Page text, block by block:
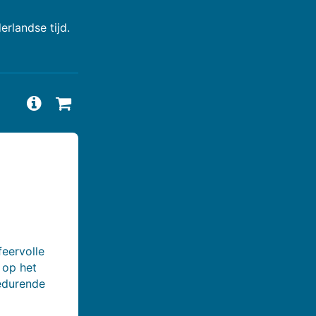
tijd.
het
Vragen en antwoorden bekijken
Beschikbaarheid aanvragen